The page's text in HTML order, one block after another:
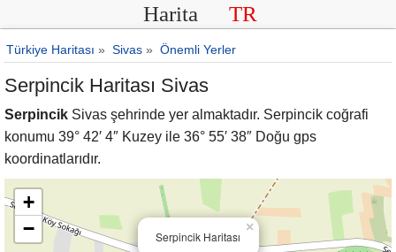
Harita TR
Türkiye Haritası » Sivas » Önemli Yerler
Serpincik Haritası Sivas
Serpincik Sivas şehrinde yer almaktadır. Serpincik coğrafi
konumu 39° 42′ 4″ Kuzey ile 36° 55′ 38″ Doğu gps
koordinatlarıdır.
Serpincik Haritası
×
+
−